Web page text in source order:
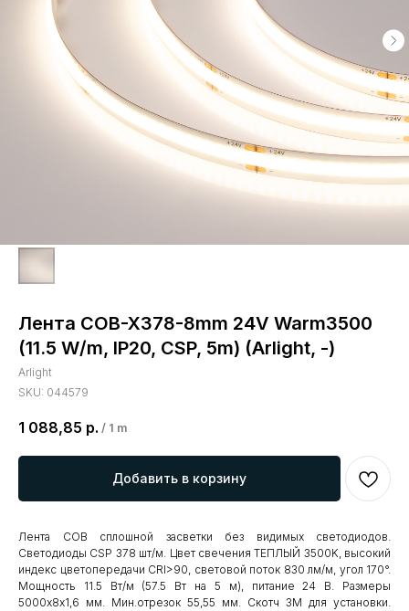
Лента COB-X378-8mm 24V Warm3500
(11.5 W/m, IP20, CSP, 5m) (Arlight, -)
Arlight
SKU: 044579
1 088,85 р. / 1 m
Добавить в корзину
Лента COB сплошной засветки без видимых светодиодов.
Светодиоды CSP 378 шт/м. Цвет свечения ТЕПЛЫЙ 3500K, высокий
индекс цветопередачи CRI>90, световой поток 830 лм/м, угол 170°.
Мощность 11.5 Вт/м (57.5 Вт на 5 м), питание 24 В. Размеры
5000х8х1,6 мм. Мин.отрезок 55,55 мм. Скотч 3М для установки.